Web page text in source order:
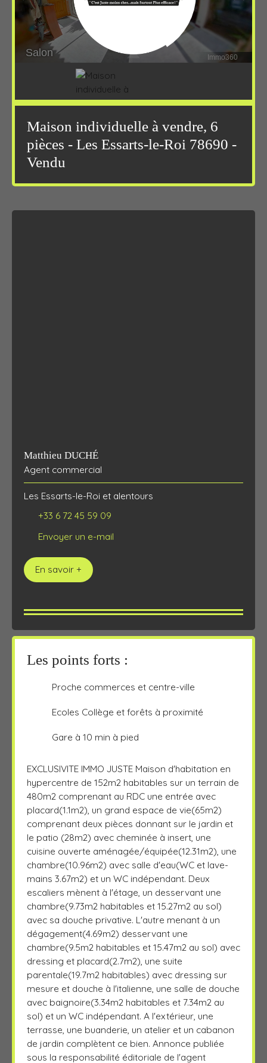
Maison individuelle à vendre, 6
pièces - Les Essarts-le-Roi 78690 -
Vendu
Matthieu DUCHÉ
Agent commercial
Les Essarts-le-Roi et alentours
+33 6 72 45 59 09
Envoyer un e-mail
En savoir +
Les points forts :
Proche commerces et centre-ville
Ecoles Collège et forêts à proximité
Gare à 10 min à pied
EXCLUSIVITE IMMO JUSTE Maison d'habitation en
hypercentre de 152m2 habitables sur un terrain de
480m2 comprenant au RDC une entrée avec
placard(1.1m2), un grand espace de vie(65m2)
comprenant deux pièces donnant sur le jardin et
le patio (28m2) avec cheminée à insert, une
cuisine ouverte aménagée/équipée(12.31m2), une
chambre(10.96m2) avec salle d'eau(WC et lave-
mains 3.67m2) et un WC indépendant. Deux
escaliers mènent à l'étage, un desservant une
chambre(9.73m2 habitables et 15.27m2 au sol)
avec sa douche privative. L'autre menant à un
dégagement(4.69m2) desservant une
chambre(9.5m2 habitables et 15.47m2 au sol) avec
dressing et placard(2.7m2), une suite
parentale(19.7m2 habitables) avec dressing sur
mesure et douche à l'italienne, une salle de douche
avec baignoire(3.34m2 habitables et 7.34m2 au
sol) et un WC indépendant. A l'extérieur, une
terrasse, une buanderie, un atelier et un cabanon
de jardin complètent ce bien. Annonce publiée
sous la responsabilité éditoriale de l'agent